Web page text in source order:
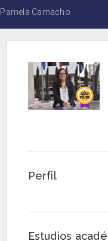
Pamela Camacho
Perfil
Estudios